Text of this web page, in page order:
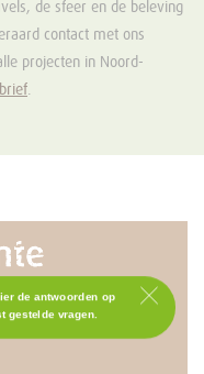
de antwoorden op
gestelde vragen.
de sfeer en de beleving
contact met ons
projecten in Noord-
.